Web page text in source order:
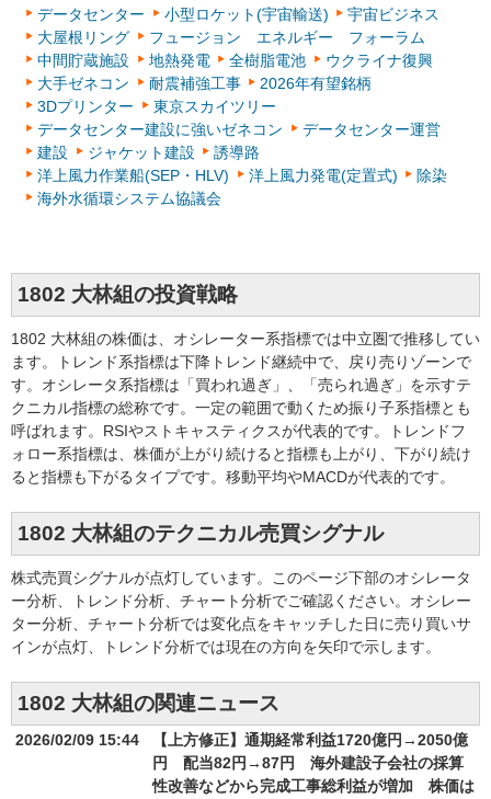
データセンター 小型ロケット(宇宙輸送)
宇宙ビジネス
大屋根リング
フュージョン エネルギー フォーラム
中間貯蔵施設
地熱発電 全樹脂電池
ウクライナ復興
大手ゼネコン
耐震補強工事
2026年有望銘柄
3Dプリンター
東京スカイツリー
データセンター建設に強いゼネコン
データセンター運営
建設
ジャケット建設
誘導路
洋上風力作業船(SEP・HLV)
洋上風力発電(定置式)
除染
海外水循環システム協議会
1802 大林組の投資戦略
1802 大林組の株価は、オシレーター系指標では中立圏で推移してい
ます。トレンド系指標は下降トレンド継続中で、戻り売りゾーンで
す。オシレータ系指標は「買われ過ぎ」、「売られ過ぎ」を示すテ
クニカル指標の総称です。一定の範囲で動くため振り子系指標とも
呼ばれます。RSIやストキャスティクスが代表的です。トレンドフ
ォロー系指標は、株価が上がり続けると指標も上がり、下がり続け
ると指標も下がるタイプです。移動平均やMACDが代表的です。
1802 大林組のテクニカル売買シグナル
株式売買シグナルが点灯しています。このページ下部のオシレータ
ー分析、トレンド分析、チャート分析でご確認ください。オシレー
ター分析、チャート分析では変化点をキャッチした日に売り買いサ
インが点灯、トレンド分析では現在の方向を矢印で示します。
1802 大林組の関連ニュース
2026/02/09 15:44
【上方修正】通期経常利益1720億円→2050億
円 配当82円→87円 海外建設子会社の採算
性改善などから完成工事総利益が増加 株価は